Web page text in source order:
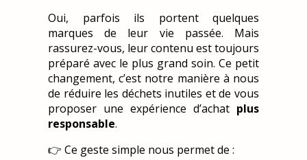
Oui, parfois ils portent quelques
marques de leur vie passée. Mais
rassurez-vous, leur contenu est toujours
préparé avec le plus grand soin. Ce petit
changement, c’est notre manière à nous
de réduire les déchets inutiles et de vous
proposer une expérience d’achat plus
responsable.
👉 Ce geste simple nous permet de :